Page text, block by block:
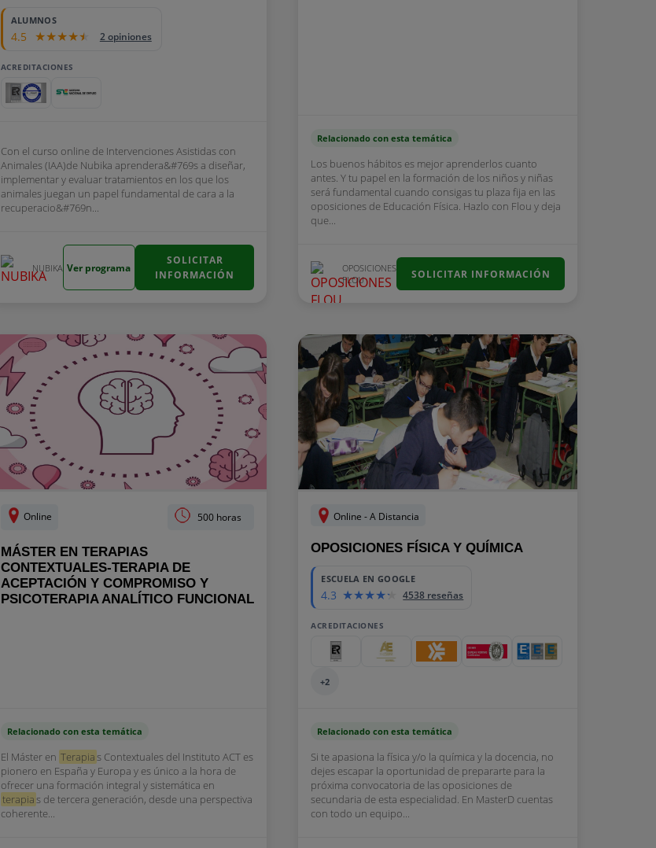
ALUMNOS
4.5 2 opiniones
ACREDITACIONES
Con el curso online de Intervenciones Asistidas con
Animales (IAA)de Nubika aprendera&#769s a diseñar,
implementar y evaluar tratamientos en los que los
animales juegan un papel fundamental de cara a la
recuperacio&#769n...
NUBIKA Ver programa
SOLICITAR
INFORMACIÓN
Relacionado con esta temática
Los buenos hábitos es mejor aprenderlos cuanto
antes. Y tu papel en la formación de los niños y niñas
será fundamental cuando consigas tu plaza fija en las
oposiciones de Educación Física. Hazlo con Flou y deja
que...
OPOSICIONES
FLOU
SOLICITAR INFORMACIÓN
Online 500 horas
MÁSTER EN TERAPIAS
CONTEXTUALES-TERAPIA DE
ACEPTACIÓN Y COMPROMISO Y
PSICOTERAPIA ANALÍTICO FUNCIONAL
Relacionado con esta temática
El Máster en Terapias Contextuales del Instituto ACT es
pionero en España y Europa y es único a la hora de
ofrecer una formación integral y sistemática en
terapias de tercera generación, desde una perspectiva
coherente...
Online - A Distancia
OPOSICIONES FÍSICA Y QUÍMICA
ESCUELA EN GOOGLE
4.3 4538 reseñas
ACREDITACIONES
+2
Relacionado con esta temática
Si te apasiona la física y/o la química y la docencia, no
dejes escapar la oportunidad de prepararte para la
próxima convocatoria de las oposiciones de
secundaria de esta especialidad. En MasterD cuentas
con todo un equipo...